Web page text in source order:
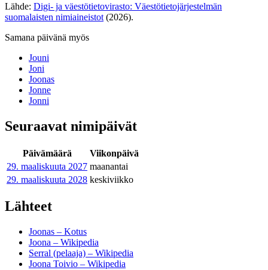
Lähde: Digi- ja väestötietovirasto: Väestötietojärjestelmän
suomalaisten nimiaineistot (2026).
Samana päivänä myös
Jouni
Joni
Joonas
Jonne
Jonni
Seuraavat nimipäivät
Päivämäärä
Viikonpäivä
29. maaliskuuta 2027 maanantai
29. maaliskuuta 2028 keskiviikko
Lähteet
Joonas – Kotus
Joona – Wikipedia
Serral (pelaaja) – Wikipedia
Joona Toivio – Wikipedia